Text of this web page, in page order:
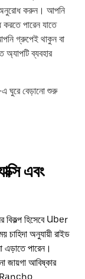
অনুরোধ করুন। আপনি
পারেন যাতে
গ্রুপেই থাকুন বা
ব্যবহার
বেড়ানো শুরু
এবং
হিসেবে Uber
অনুযায়ী রাইড
পারেন।
জায়গা আবিষ্কার